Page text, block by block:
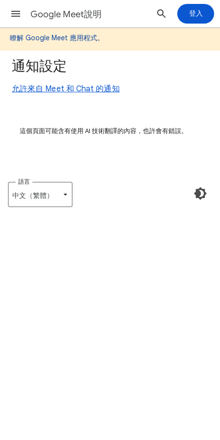
Google Meet說明 登入
瞭解 Google Meet 應用程式。
通知設定
允許來自 Meet 和 Chat 的通知
這個頁面可能含有使用 AI 技術翻譯的內容，也許會有錯誤。
語言
中文（繁體）‎